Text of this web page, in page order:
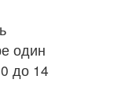
один
до 14